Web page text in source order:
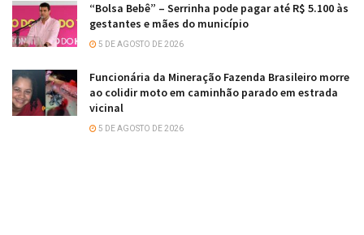
“Bolsa Bebê” – Serrinha pode pagar até R$ 5.100 às
gestantes e mães do município
5 DE AGOSTO DE 2026
Funcionária da Mineração Fazenda Brasileiro morre
ao colidir moto em caminhão parado em estrada
vicinal
5 DE AGOSTO DE 2026